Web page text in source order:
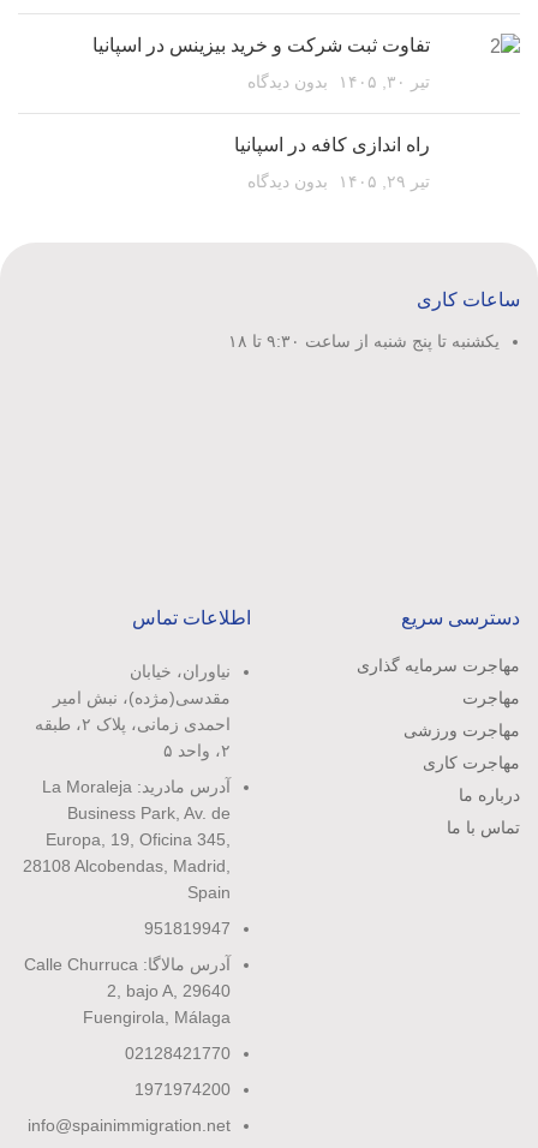
تفاوت ثبت شرکت و خرید بیزینس در اسپانیا
تیر ۳۰, ۱۴۰۵ بدون دیدگاه
راه اندازی کافه در اسپانیا
تیر ۲۹, ۱۴۰۵ بدون دیدگاه
ساعات کاری
یکشنبه تا پنج شنبه از ساعت ۹:۳۰ تا ۱۸
اطلاعات تماس
نیاوران، خیابان
مقدسی(مژده)، نبش امیر
احمدی زمانی، پلاک ۲، طبقه
۲، واحد ۵
آدرس مادرید: La Moraleja
Business Park, Av. de
Europa, 19, Oficina 345,
28108 Alcobendas, Madrid,
Spain
951819947
آدرس مالاگا: Calle Churruca
2, bajo A, 29640
Fuengirola, Málaga
02128421770
1971974200
info@spainimmigration.net
دسترسی سریع
مهاجرت سرمایه گذاری
مهاجرت
مهاجرت ورزشی
مهاجرت کاری
درباره ما
تماس با ما